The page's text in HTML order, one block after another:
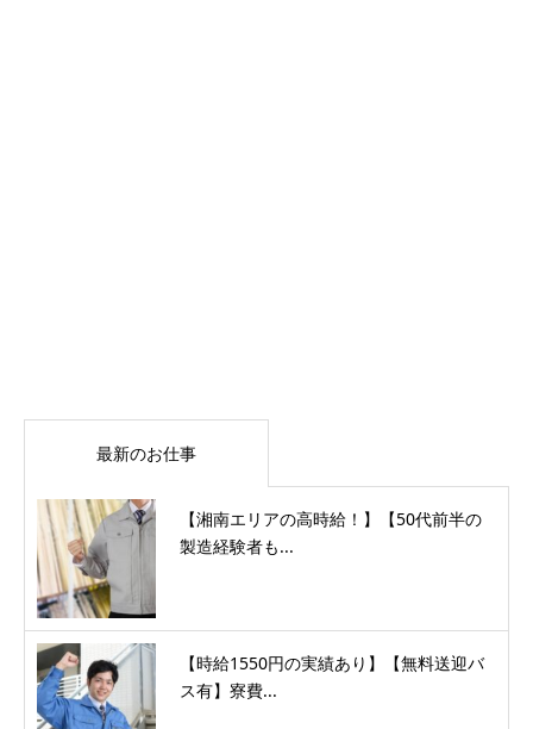
最新のお仕事
【湘南エリアの高時給！】【50代前半の
製造経験者も...
【時給1550円の実績あり】【無料送迎バ
ス有】寮費...